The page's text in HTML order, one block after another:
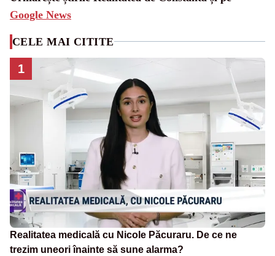
Google News
CELE MAI CITITE
1
Realitatea medicală cu Nicole Păcuraru. De ce ne
trezim uneori înainte să sune alarma?